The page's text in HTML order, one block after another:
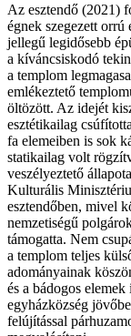
Az esztendő (2021)
égnek szegezett
jellegű legidősebb
a kíváncsiskodó
a templom
emlékeztető
öltözött. Az idejét
esztétikailag
fa elemeiben is sok
statikailag volt
veszélyeztető
Kulturális
esztendőben, mivel
nemzetiségű
támogatta. Nem
a templom teljes
adományainak
és a bádogos
egyházközség
felújítással